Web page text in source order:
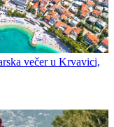
večer u Krvavici,